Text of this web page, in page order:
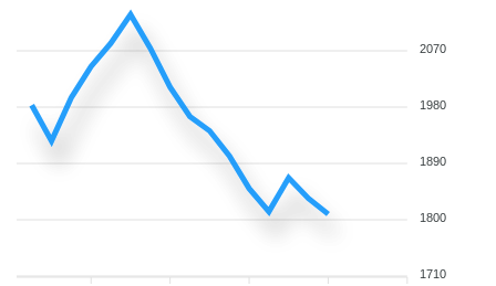
2070
1980
1890
1800
1710